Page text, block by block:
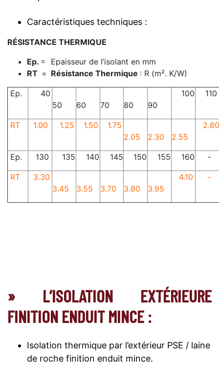
Caractéristiques techniques :
RÉSISTANCE THERMIQUE
Ep. = Epaisseur de l’isolant en mm
RT = Résistance Thermique : R (m². K/W)
Ep.
40
50
60 70 80 90
100 110
RT 1.00 1.25 1.50
1.75
2.05
2.30 2.55
2.80
Ep. 130 135 140 145 150 155 160 -
RT
3.30
3.45
3.55 3.70 3.80 3.95
4.10 -
» L’ISOLATION EXTÉRIEURE
FINITION ENDUIT MINCE :
Isolation thermique par l’extérieur PSE / laine
de roche finition enduit mince.